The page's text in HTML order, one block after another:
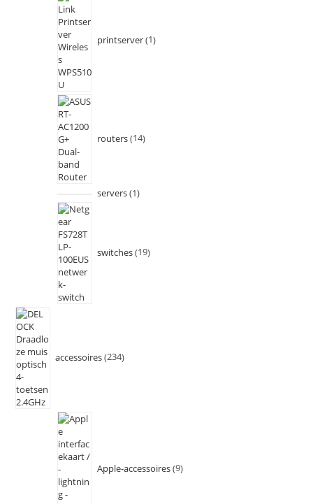
printserver 1
routers 14
servers 1
switches 19
accessoires 234
Apple-accessoires 9